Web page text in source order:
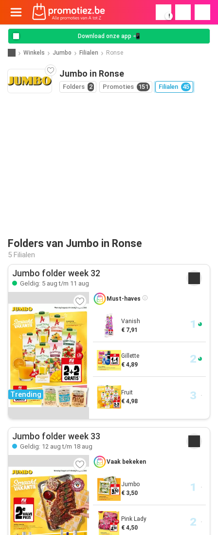
!
Download onze app 📲
Winkels Jumbo Filialen Ronse
Jumbo in Ronse
Folders 2 Promoties 151 Filialen 45
Folders van Jumbo in Ronse
5 Filialen
Jumbo folder week 32
Geldig: 5 aug t/m 11 aug
Trending
Must-haves
Vanish
€ 7,91
Gillette
€ 4,89
Fruit
€ 4,98
Jumbo folder week 33
Geldig: 12 aug t/m 18 aug
Vaak bekeken
Jumbo
€ 3,50
Pink Lady
€ 4,50